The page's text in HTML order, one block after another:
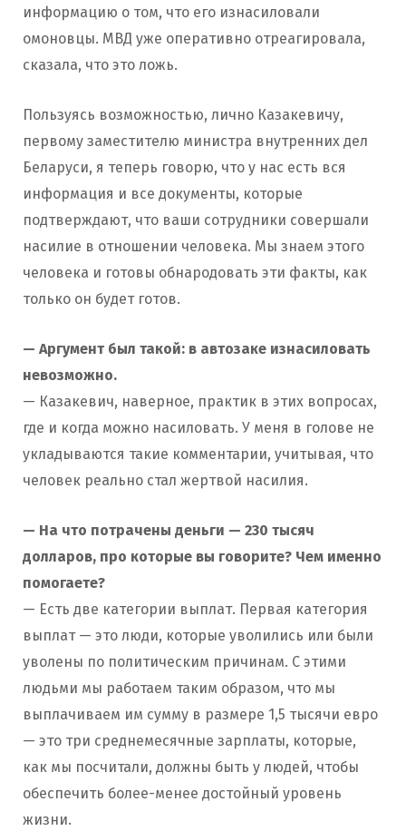
информацию о том, что его изнасиловали
омоновцы. МВД уже оперативно отреагировала,
сказала, что это ложь.
Пользуясь возможностью, лично Казакевичу,
первому заместителю министра внутренних дел
Беларуси, я теперь говорю, что у нас есть вся
информация и все документы, которые
подтверждают, что ваши сотрудники совершали
насилие в отношении человека. Мы знаем этого
человека и готовы обнародовать эти факты, как
только он будет готов.
— Аргумент был такой: в автозаке изнасиловать
невозможно.
— Казакевич, наверное, практик в этих вопросах,
где и когда можно насиловать. У меня в голове не
укладываются такие комментарии, учитывая, что
человек реально стал жертвой насилия.
— На что потрачены деньги — 230 тысяч
долларов, про которые вы говорите? Чем именно
помогаете?
— Есть две категории выплат. Первая категория
выплат — это люди, которые уволились или были
уволены по политическим причинам. С этими
людьми мы работаем таким образом, что мы
выплачиваем им сумму в размере 1,5 тысячи евро
— это три среднемесячные зарплаты, которые,
как мы посчитали, должны быть у людей, чтобы
обеспечить более-менее достойный уровень
жизни.